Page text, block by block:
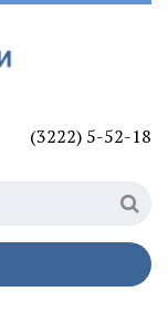
(3222) 5-52-18